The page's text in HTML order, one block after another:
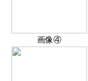
画像④